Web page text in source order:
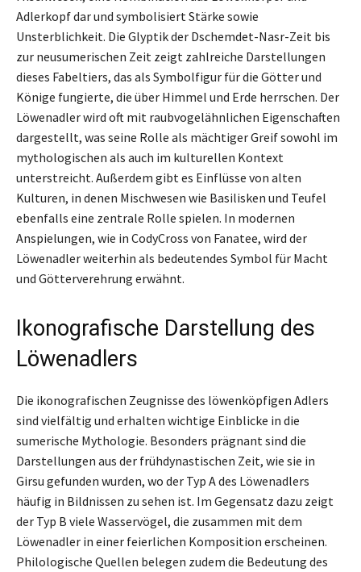
Adlerkopf dar und symbolisiert Stärke sowie
Unsterblichkeit. Die Glyptik der Dschemdet-Nasr-Zeit bis
zur neusumerischen Zeit zeigt zahlreiche Darstellungen
dieses Fabeltiers, das als Symbolfigur für die Götter und
Könige fungierte, die über Himmel und Erde herrschen. Der
Löwenadler wird oft mit raubvogelähnlichen Eigenschaften
dargestellt, was seine Rolle als mächtiger Greif sowohl im
mythologischen als auch im kulturellen Kontext
unterstreicht. Außerdem gibt es Einflüsse von alten
Kulturen, in denen Mischwesen wie Basilisken und Teufel
ebenfalls eine zentrale Rolle spielen. In modernen
Anspielungen, wie in CodyCross von Fanatee, wird der
Löwenadler weiterhin als bedeutendes Symbol für Macht
und Götterverehrung erwähnt.
Ikonografische Darstellung des
Löwenadlers
Die ikonografischen Zeugnisse des löwenköpfigen Adlers
sind vielfältig und erhalten wichtige Einblicke in die
sumerische Mythologie. Besonders prägnant sind die
Darstellungen aus der frühdynastischen Zeit, wie sie in
Girsu gefunden wurden, wo der Typ A des Löwenadlers
häufig in Bildnissen zu sehen ist. Im Gegensatz dazu zeigt
der Typ B viele Wasservögel, die zusammen mit dem
Löwenadler in einer feierlichen Komposition erscheinen.
Philologische Quellen belegen zudem die Bedeutung des